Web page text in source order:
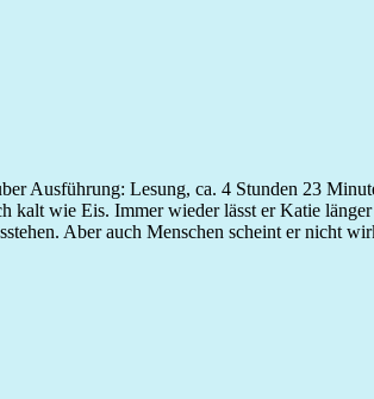
Ausführung: Lesung, ca. 4 Stunden 23
wie Eis. Immer wieder lässt er Katie
Aber auch Menschen scheint er nicht